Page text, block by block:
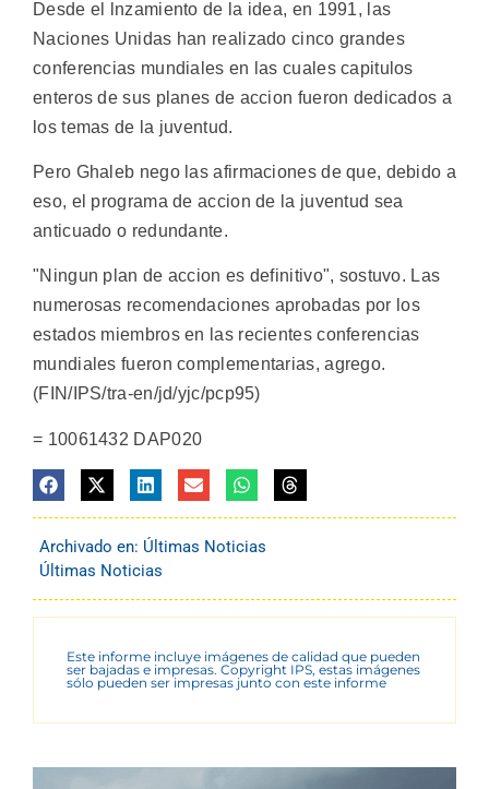
Desde el lnzamiento de la idea, en 1991, las
Naciones Unidas han realizado cinco grandes
conferencias mundiales en las cuales capitulos
enteros de sus planes de accion fueron dedicados a
los temas de la juventud.
Pero Ghaleb nego las afirmaciones de que, debido a
eso, el programa de accion de la juventud sea
anticuado o redundante.
"Ningun plan de accion es definitivo", sostuvo. Las
numerosas recomendaciones aprobadas por los
estados miembros en las recientes conferencias
mundiales fueron complementarias, agrego.
(FIN/IPS/tra-en/jd/yjc/pcp95)
= 10061432 DAP020
Archivado en: Últimas Noticias
Últimas Noticias
Este informe incluye imágenes de calidad que pueden
ser bajadas e impresas. Copyright IPS, estas imágenes
sólo pueden ser impresas junto con este informe